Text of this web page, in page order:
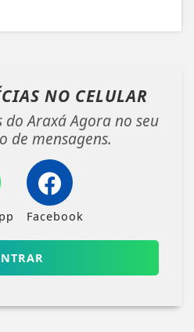
NO CELULAR
do Araxá Agora no seu
de mensagens.
Facebook